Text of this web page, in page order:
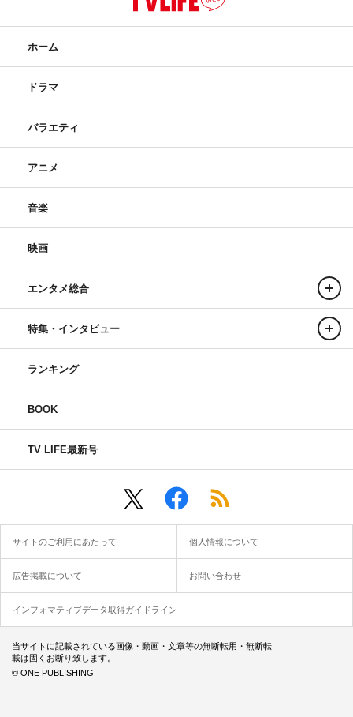
ホーム
ドラマ
バラエティ
アニメ
音楽
映画
エンタメ総合
特集・インタビュー
ランキング
BOOK
TV LIFE最新号
サイトのご利用にあたって 個人情報について
広告掲載について お問い合わせ
インフォマティブデータ取得ガイドライン
当サイトに記載されている画像・動画・文章等の無断転用・無断転
載は固くお断り致します。
© ONE PUBLISHING